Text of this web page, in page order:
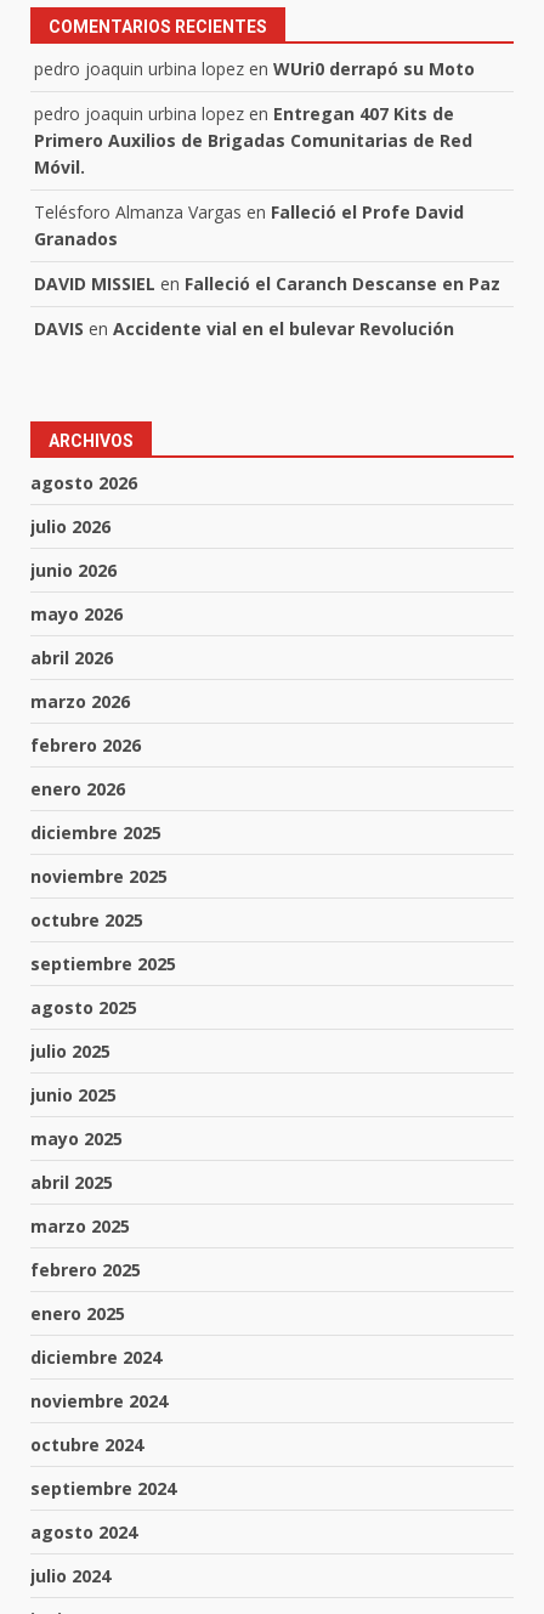
COMENTARIOS RECIENTES
pedro joaquin urbina lopez en WUri0 derrapó su Moto
pedro joaquin urbina lopez en Entregan 407 Kits de
Primero Auxilios de Brigadas Comunitarias de Red
Móvil.
Telésforo Almanza Vargas en Falleció el Profe David
Granados
DAVID MISSIEL en Falleció el Caranch Descanse en Paz
DAVIS en Accidente vial en el bulevar Revolución
ARCHIVOS
agosto 2026
julio 2026
junio 2026
mayo 2026
abril 2026
marzo 2026
febrero 2026
enero 2026
diciembre 2025
noviembre 2025
octubre 2025
septiembre 2025
agosto 2025
julio 2025
junio 2025
mayo 2025
abril 2025
marzo 2025
febrero 2025
enero 2025
diciembre 2024
noviembre 2024
octubre 2024
septiembre 2024
agosto 2024
julio 2024